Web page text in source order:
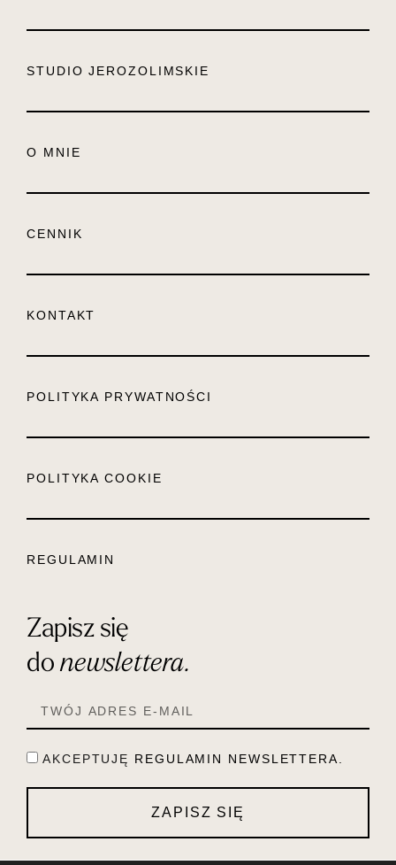
STUDIO JEROZOLIMSKIE
O MNIE
CENNIK
KONTAKT
POLITYKA PRYWATNOŚCI
POLITYKA COOKIE
REGULAMIN
Zapisz się
donewslettera.
AKCEPTUJĘ REGULAMIN NEWSLETTERA.
ZAPISZ SIĘ